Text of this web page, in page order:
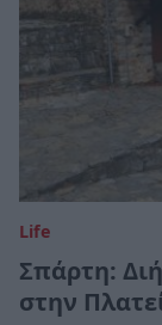
Life
Σπάρτη:
στην